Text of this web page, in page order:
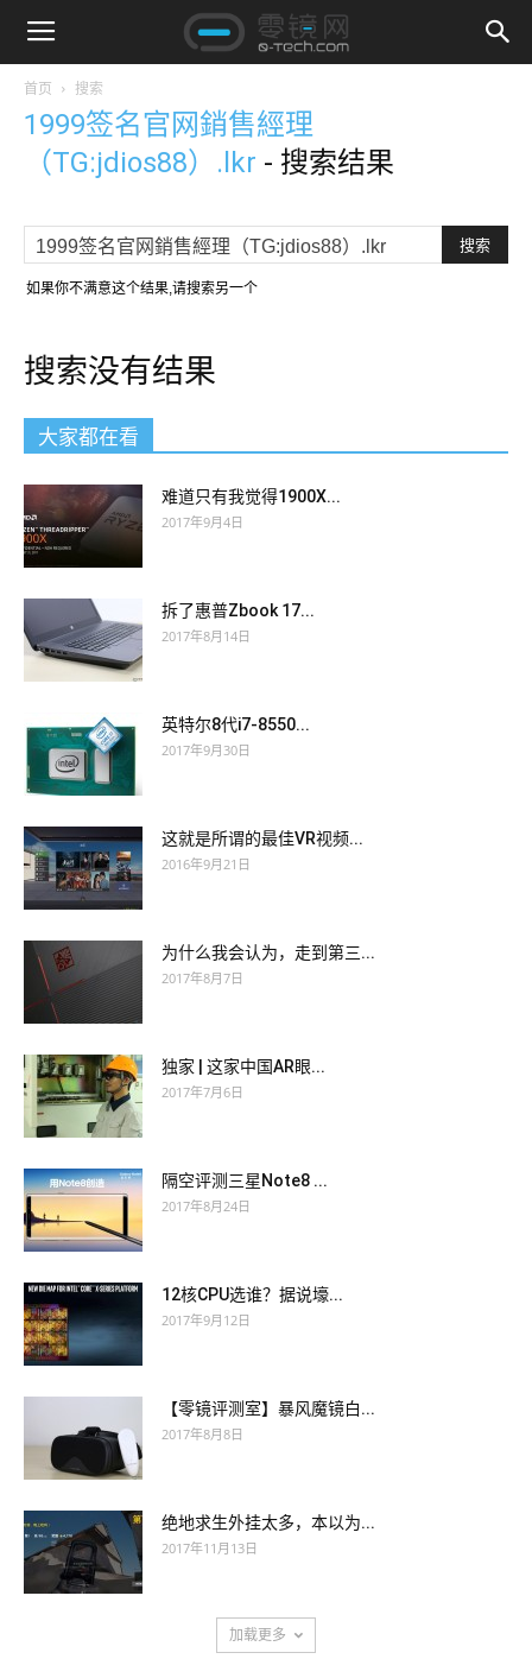
首页 搜索
1999签名官网銷售經理
（TG:jdios88）.lkr - 搜索结果
如果你不满意这个结果,请搜索另一个
搜索没有结果
大家都在看
难道只有我觉得1900X...
2017年9月4日
拆了惠普Zbook 17...
2017年8月14日
英特尔8代i7-8550...
2017年9月30日
这就是所谓的最佳VR视频...
2016年9月21日
为什么我会认为，走到第三...
2017年8月7日
独家 | 这家中国AR眼...
2017年7月6日
隔空评测三星Note8 ...
2017年8月24日
12核CPU选谁？据说壕...
2017年9月12日
【零镜评测室】暴风魔镜白...
2017年8月8日
绝地求生外挂太多，本以为...
2017年11月13日
加载更多